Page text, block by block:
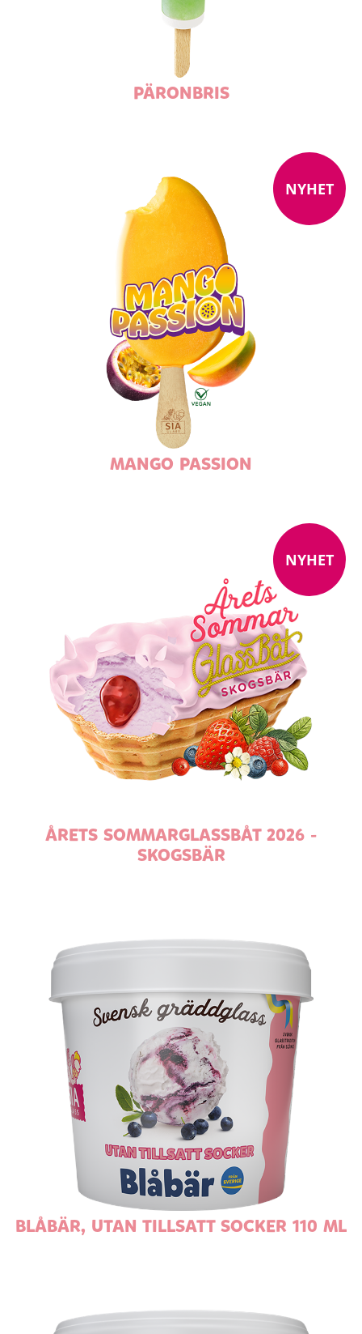
PÄRONBRIS
MANGO PASSION
NYHET
ÅRETS SOMMARGLASSBÅT 2026 -
SKOGSBÄR
NYHET
BLÅBÄR, UTAN TILLSATT SOCKER 110 ML